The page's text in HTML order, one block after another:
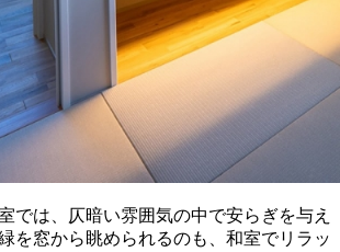
では、仄暗い雰囲気の中で安らぎを与え
を窓から眺められるのも、和室でリラッ